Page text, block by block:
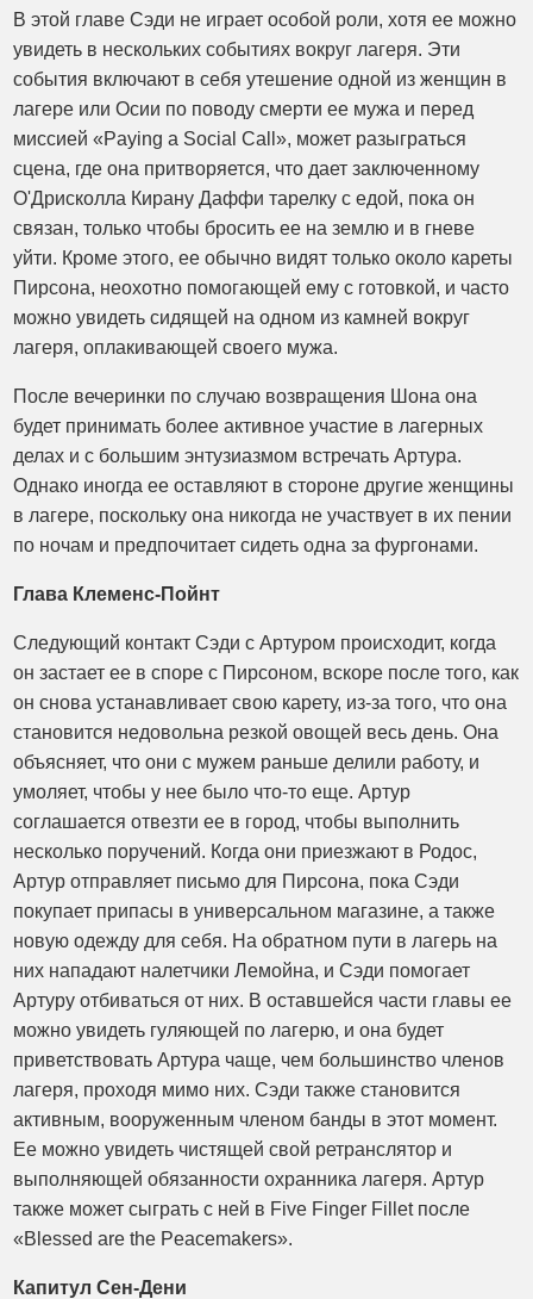
В этой главе Сэди не играет особой роли, хотя ее можно
увидеть в нескольких событиях вокруг лагеря. Эти
события включают в себя утешение одной из женщин в
лагере или Осии по поводу смерти ее мужа и перед
миссией «Paying a Social Call», может разыграться
сцена, где она притворяется, что дает заключенному
О'Дрисколла Кирану Даффи тарелку с едой, пока он
связан, только чтобы бросить ее на землю и в гневе
уйти. Кроме этого, ее обычно видят только около кареты
Пирсона, неохотно помогающей ему с готовкой, и часто
можно увидеть сидящей на одном из камней вокруг
лагеря, оплакивающей своего мужа.
После вечеринки по случаю возвращения Шона она
будет принимать более активное участие в лагерных
делах и с большим энтузиазмом встречать Артура.
Однако иногда ее оставляют в стороне другие женщины
в лагере, поскольку она никогда не участвует в их пении
по ночам и предпочитает сидеть одна за фургонами.
Глава Клеменс-Пойнт
Следующий контакт Сэди с Артуром происходит, когда
он застает ее в споре с Пирсоном, вскоре после того, как
он снова устанавливает свою карету, из-за того, что она
становится недовольна резкой овощей весь день. Она
объясняет, что они с мужем раньше делили работу, и
умоляет, чтобы у нее было что-то еще. Артур
соглашается отвезти ее в город, чтобы выполнить
несколько поручений. Когда они приезжают в Родос,
Артур отправляет письмо для Пирсона, пока Сэди
покупает припасы в универсальном магазине, а также
новую одежду для себя. На обратном пути в лагерь на
них нападают налетчики Лемойна, и Сэди помогает
Артуру отбиваться от них. В оставшейся части главы ее
можно увидеть гуляющей по лагерю, и она будет
приветствовать Артура чаще, чем большинство членов
лагеря, проходя мимо них. Сэди также становится
активным, вооруженным членом банды в этот момент.
Ее можно увидеть чистящей свой ретранслятор и
выполняющей обязанности охранника лагеря. Артур
также может сыграть с ней в Five Finger Fillet после
«Blessed are the Peacemakers».
Капитул Сен-Дени